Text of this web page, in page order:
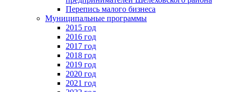
Перепись малого бизнеса
Муниципальные программы
2015 год
2016 год
2017 год
2018 год
2019 год
2020 год
2021 год